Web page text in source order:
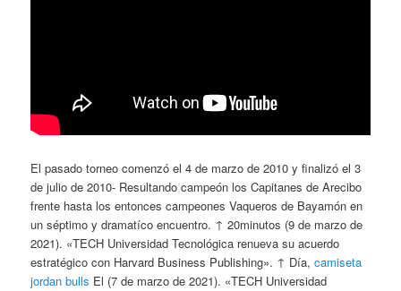
El pasado torneo comenzó el 4 de marzo de 2010 y finalizó el 3
de julio de 2010- Resultando campeón los Capitanes de Arecibo
frente hasta los entonces campeones Vaqueros de Bayamón en
un séptimo y dramatíco encuentro. ↑ 20minutos (9 de marzo de
2021). «TECH Universidad Tecnológica renueva su acuerdo
estratégico con Harvard Business Publishing». ↑ Día,camiseta
jordan bulls El (7 de marzo de 2021). «TECH Universidad